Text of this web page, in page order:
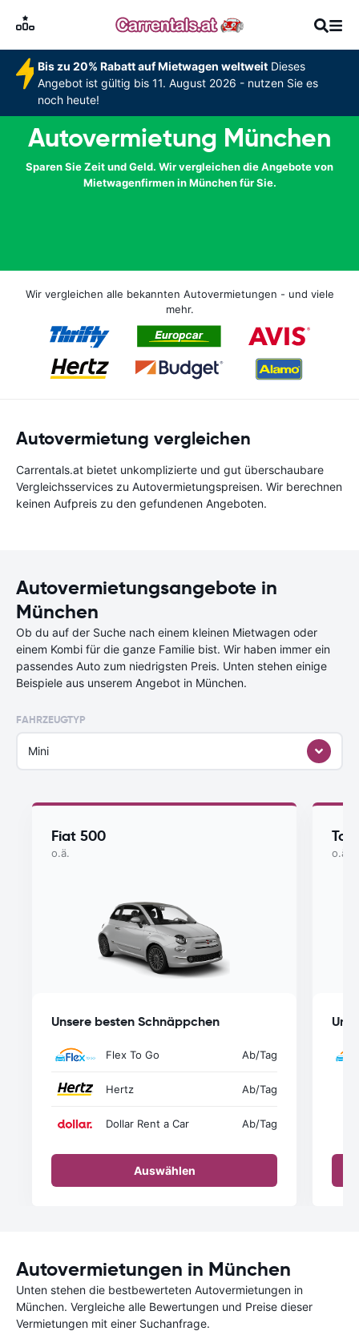
Bis zu 20% Rabatt auf Mietwagen weltweitDieses
Angebot ist gültig bis 11. August 2026 - nutzen Sie es
noch heute!
Autovermietung München
Sparen Sie Zeit und Geld. Wir vergleichen die Angebote von
Mietwagenfirmen in München für Sie.
Wir vergleichen alle bekannten Autovermietungen - und viele
mehr.
Autovermietung vergleichen
Carrentals.at bietet unkomplizierte und gut überschaubare
Vergleichsservices zu Autovermietungspreisen. Wir berechnen
keinen Aufpreis zu den gefundenen Angeboten.
Autovermietungsangebote in
München
Ob du auf der Suche nach einem kleinen Mietwagen oder
einem Kombi für die ganze Familie bist. Wir haben immer ein
passendes Auto zum niedrigsten Preis. Unten stehen einige
Beispiele aus unserem Angebot in München.
FAHRZEUGTYP
Mini
Fiat 500
o.ä.
Unsere besten Schnäppchen
Flex To Go Ab/Tag
Hertz Ab/Tag
Dollar Rent a Car Ab/Tag
Auswählen
o.ä.
Autovermietungen in München
Unten stehen die bestbewerteten Autovermietungen in
München. Vergleiche alle Bewertungen und Preise dieser
Vermietungen mit einer Suchanfrage.